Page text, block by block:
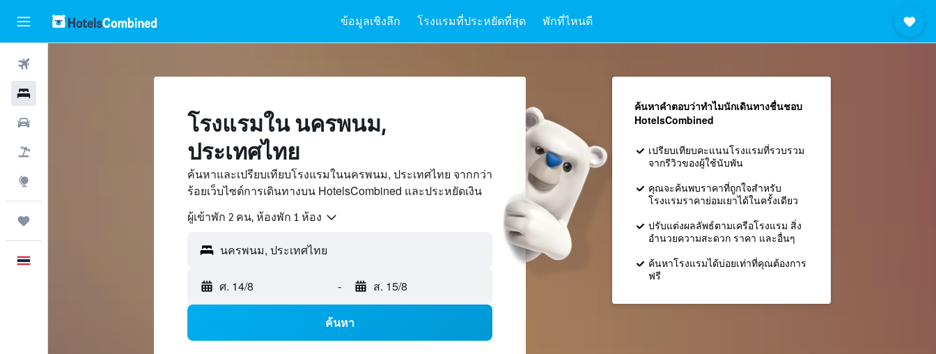
ข้อมูลเชิงลึก โรงแรมที่ประหยัดที่สุด พักที่ไหนดี
โรงแรมใน นครพนม,
ประเทศไทย
ค้นหาและเปรียบเทียบโรงแรมในนครพนม, ประเทศไทย จากกว่า
ร้อยเว็บไซต์การเดินทางบน HotelsCombined และประหยัดเงิน
ผู้เข้าพัก 2 คน, ห้องพัก 1 ห้อง
ศ. 14/8 - ส. 15/8
ค้นหา
ค้นหาคำตอบว่าทำไมนักเดินทางชื่นชอบ
HotelsCombined
เปรียบเทียบคะแนนโรงแรมที่รวบรวม
จากรีวิวของผู้ใช้นับพัน
คุณจะค้นพบราคาที่ถูกใจสำหรับ
โรงแรมราคาย่อมเยาได้ในครั้งเดียว
ปรับแต่งผลลัพธ์ตามเครือโรงแรม สิ่ง
อำนวยความสะดวก ราคา และอื่นๆ
ค้นหาโรงแรมได้บ่อยเท่าที่คุณต้องการ
ฟรี